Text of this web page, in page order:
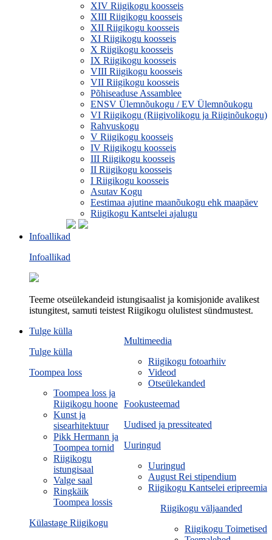
XIV Riigikogu koosseis
XIII Riigikogu koosseis
XII Riigikogu koosseis
XI Riigikogu koosseis
X Riigikogu koosseis
IX Riigikogu koosseis
VIII Riigikogu koosseis
VII Riigikogu koosseis
Põhiseaduse Assamblee
ENSV Ülemnõukogu / EV Ülemnõukogu
VI Riigikogu (Riigivolikogu ja Riiginõukogu)
Rahvuskogu
V Riigikogu koosseis
IV Riigikogu koosseis
III Riigikogu koosseis
II Riigikogu koosseis
I Riigikogu koosseis
Asutav Kogu
Eestimaa ajutine maanõukogu ehk maapäev
Riigikogu Kantselei ajalugu
Infoallikad
Infoallikad
Teeme otseülekandeid istungisaalist ja komisjonide avalikest
istungitest, samuti teistest Riigikogu olulistest sündmustest.
Multimeedia
Riigikogu fotoarhiiv
Videod
Otseülekanded
Fookusteemad
Uudised ja pressiteated
Uuringud
Uuringud
August Rei stipendium
Riigikogu Kantselei eripreemia
Riigikogu väljaanded
Riigikogu Toimetised
Tulge külla
Tulge külla
Toompea loss
Toompea loss ja
Riigikogu hoone
Kunst ja
sisearhitektuur
Pikk Hermann ja
Toompea tornid
Riigikogu
istungisaal
Valge saal
Ringkäik
Toompea lossis
Külastage Riigikogu